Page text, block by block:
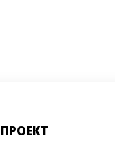
ПРОЕКТ